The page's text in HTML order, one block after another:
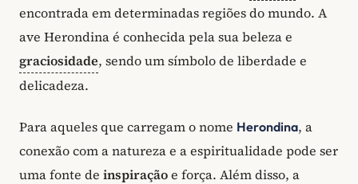
encontrada em determinadas regiões do mundo. A
ave Herondina é conhecida pela sua beleza e
graciosidade, sendo um símbolo de liberdade e
delicadeza.
Para aqueles que carregam o nome Herondina, a
conexão com a natureza e a espiritualidade pode ser
uma fonte de inspiraçãoe força. Além disso, a